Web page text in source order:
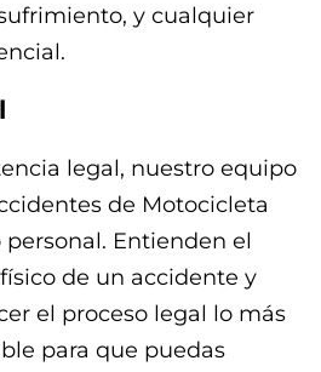
y cualquier
legal, nuestro equipo
de Motocicleta
Entienden el
de un accidente y
el proceso legal lo más
para que puedas